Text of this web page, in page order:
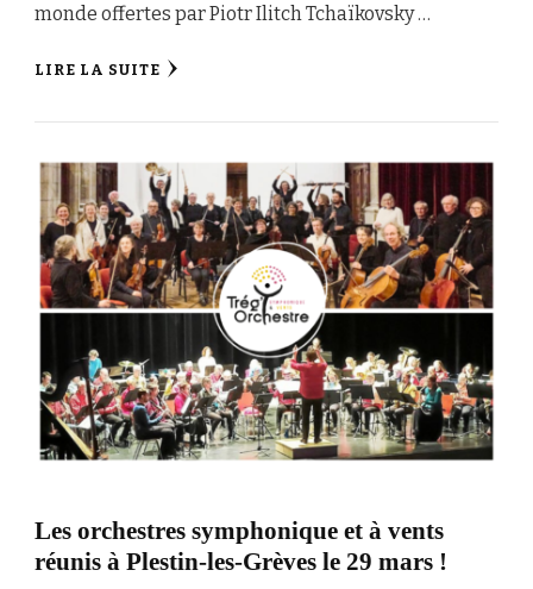
monde offertes par Piotr Ilitch Tchaïkovsky …
LIRE LA SUITE
Les orchestres symphonique et à vents
réunis à Plestin-les-Grèves le 29 mars !